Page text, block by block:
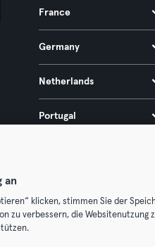
France
Germany
Netherlands
Portugal
reserved.
an
klicken, stimmen Sie der
zu verbessern, die Websitenutzung